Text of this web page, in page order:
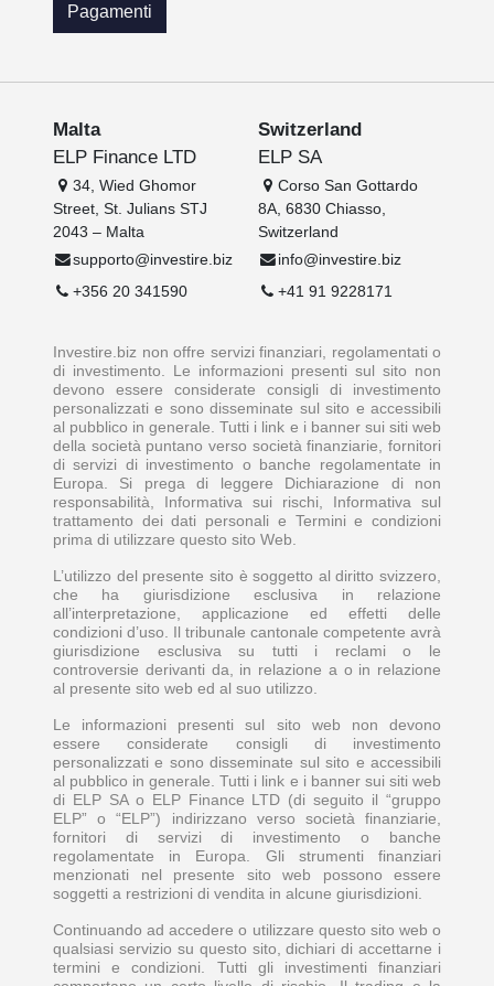
Pagamenti
Malta
ELP Finance LTD
34, Wied Ghomor
Street, St. Julians STJ
2043 – Malta
supporto@investire.biz
+356 20 341590
Switzerland
ELP SA
Corso San Gottardo
8A, 6830 Chiasso,
Switzerland
info@investire.biz
+41 91 9228171
Investire.biz non offre servizi finanziari, regolamentati o
di investimento. Le informazioni presenti sul sito non
devono essere considerate consigli di investimento
personalizzati e sono disseminate sul sito e accessibili
al pubblico in generale. Tutti i link e i banner sui siti web
della società puntano verso società finanziarie, fornitori
di servizi di investimento o banche regolamentate in
Europa. Si prega di leggere Dichiarazione di non
responsabilità, Informativa sui rischi, Informativa sul
trattamento dei dati personali e Termini e condizioni
prima di utilizzare questo sito Web.
L’utilizzo del presente sito è soggetto al diritto svizzero,
che ha giurisdizione esclusiva in relazione
all’interpretazione, applicazione ed effetti delle
condizioni d’uso. Il tribunale cantonale competente avrà
giurisdizione esclusiva su tutti i reclami o le
controversie derivanti da, in relazione a o in relazione
al presente sito web ed al suo utilizzo.
Le informazioni presenti sul sito web non devono
essere considerate consigli di investimento
personalizzati e sono disseminate sul sito e accessibili
al pubblico in generale. Tutti i link e i banner sui siti web
di ELP SA o ELP Finance LTD (di seguito il “gruppo
ELP” o “ELP”) indirizzano verso società finanziarie,
fornitori di servizi di investimento o banche
regolamentate in Europa. Gli strumenti finanziari
menzionati nel presente sito web possono essere
soggetti a restrizioni di vendita in alcune giurisdizioni.
Continuando ad accedere o utilizzare questo sito web o
qualsiasi servizio su questo sito, dichiari di accettarne i
termini e condizioni. Tutti gli investimenti finanziari